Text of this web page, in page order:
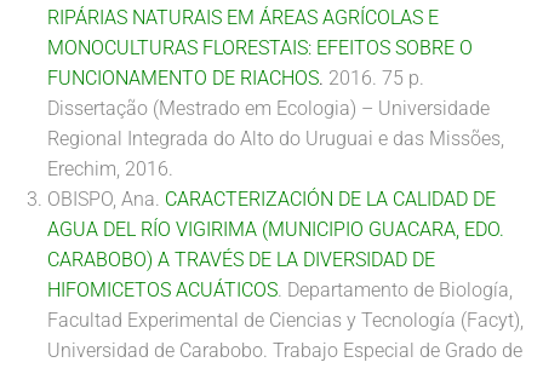
RIPÁRIAS NATURAIS EM ÁREAS AGRÍCOLAS E
MONOCULTURAS FLORESTAIS: EFEITOS SOBRE O
FUNCIONAMENTO DE RIACHOS. 2016. 75 p.
Dissertação (Mestrado em Ecologia) – Universidade
Regional Integrada do Alto do Uruguai e das Missões,
Erechim, 2016.
OBISPO, Ana. CARACTERIZACIÓN DE LA CALIDAD DE
AGUA DEL RÍO VIGIRIMA (MUNICIPIO GUACARA, EDO.
CARABOBO) A TRAVÉS DE LA DIVERSIDAD DE
HIFOMICETOS ACUÁTICOS. Departamento de Biología,
Facultad Experimental de Ciencias y Tecnología (Facyt),
Universidad de Carabobo. Trabajo Especial de Grado de